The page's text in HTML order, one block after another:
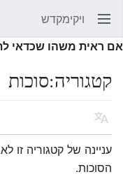
פתיחת התפריט הראשי ויקימקדש
אם ראית משהו שכדאי
קטגוריה:סוכות
שפה
עניינה של קטגוריה זו
הסוכות.